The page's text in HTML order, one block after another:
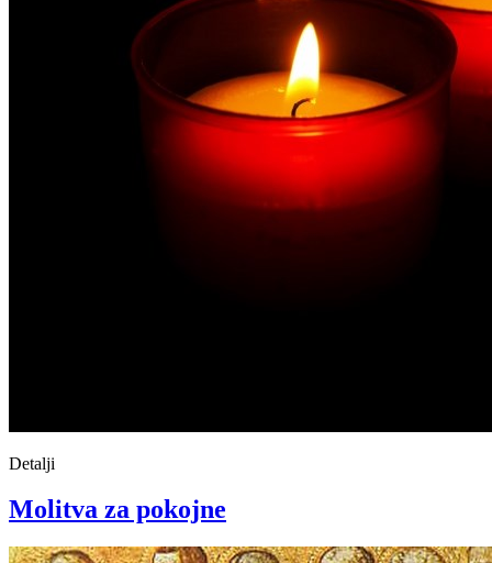
Detalji
Molitva za pokojne